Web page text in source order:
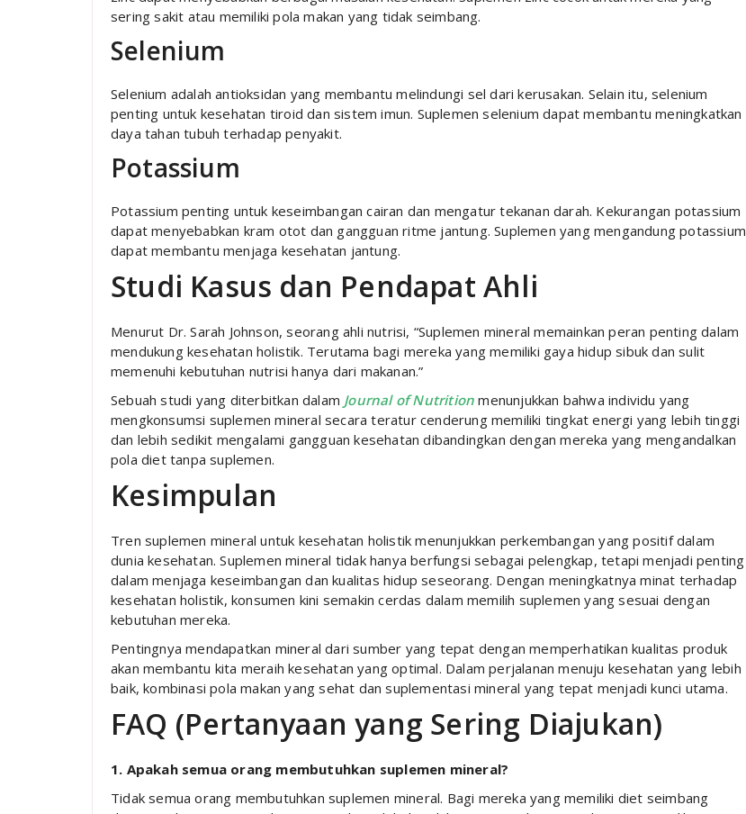
sering sakit atau memiliki pola makan yang tidak seimbang.
Selenium
Selenium adalah antioksidan yang membantu melindungi sel dari kerusakan. Selain itu, selenium
penting untuk kesehatan tiroid dan sistem imun. Suplemen selenium dapat membantu meningkatkan
daya tahan tubuh terhadap penyakit.
Potassium
Potassium penting untuk keseimbangan cairan dan mengatur tekanan darah. Kekurangan potassium
dapat menyebabkan kram otot dan gangguan ritme jantung. Suplemen yang mengandung potassium
dapat membantu menjaga kesehatan jantung.
Studi Kasus dan Pendapat Ahli
Menurut Dr. Sarah Johnson, seorang ahli nutrisi, “Suplemen mineral memainkan peran penting dalam
mendukung kesehatan holistik. Terutama bagi mereka yang memiliki gaya hidup sibuk dan sulit
memenuhi kebutuhan nutrisi hanya dari makanan.”
Sebuah studi yang diterbitkan dalam Journal of Nutrition menunjukkan bahwa individu yang
mengkonsumsi suplemen mineral secara teratur cenderung memiliki tingkat energi yang lebih tinggi
dan lebih sedikit mengalami gangguan kesehatan dibandingkan dengan mereka yang mengandalkan
pola diet tanpa suplemen.
Kesimpulan
Tren suplemen mineral untuk kesehatan holistik menunjukkan perkembangan yang positif dalam
dunia kesehatan. Suplemen mineral tidak hanya berfungsi sebagai pelengkap, tetapi menjadi penting
dalam menjaga keseimbangan dan kualitas hidup seseorang. Dengan meningkatnya minat terhadap
kesehatan holistik, konsumen kini semakin cerdas dalam memilih suplemen yang sesuai dengan
kebutuhan mereka.
Pentingnya mendapatkan mineral dari sumber yang tepat dengan memperhatikan kualitas produk
akan membantu kita meraih kesehatan yang optimal. Dalam perjalanan menuju kesehatan yang lebih
baik, kombinasi pola makan yang sehat dan suplementasi mineral yang tepat menjadi kunci utama.
FAQ (Pertanyaan yang Sering Diajukan)
1. Apakah semua orang membutuhkan suplemen mineral?
Tidak semua orang membutuhkan suplemen mineral. Bagi mereka yang memiliki diet seimbang